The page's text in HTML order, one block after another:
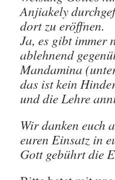
Anjiakely
dort zu eröffnen.
Ja, es gibt immer
ablehnend
Mandamina
das ist kein
und die Lehre
Wir danken euch
euren Einsatz in
Gott gebührt die